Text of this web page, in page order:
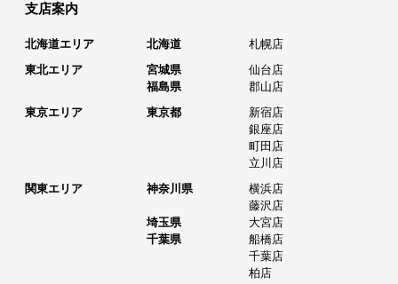
支店案内
北海道エリア 北海道
札幌店
東北エリア
宮城県
仙台店
福島県
郡山店
東京エリア
東京都
新宿店
銀座店
町田店
立川店
関東エリア
神奈川県
横浜店
藤沢店
埼玉県
大宮店
千葉県
船橋店
千葉店
柏店